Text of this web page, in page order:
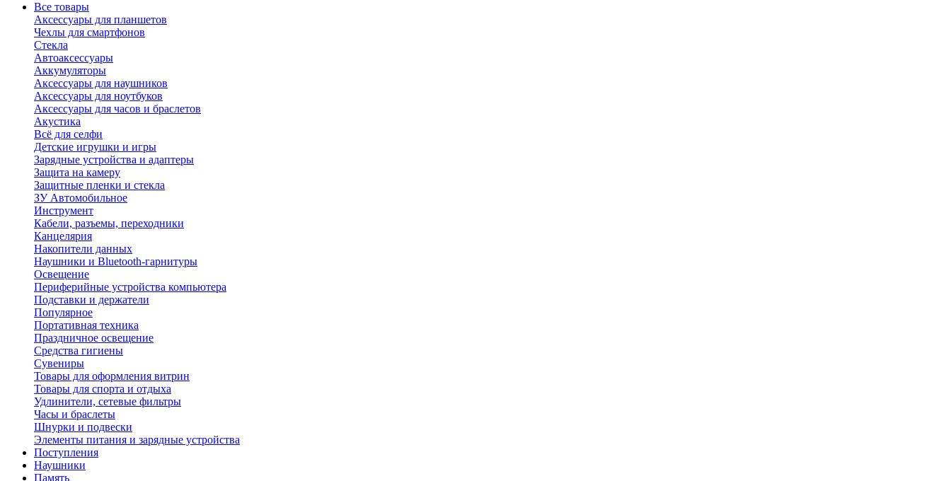
Все товары
Аксессуары для планшетов
Чехлы для смартфонов
Стекла
Автоаксессуары
Аккумуляторы
Аксессуары для наушников
Аксессуары для ноутбуков
Аксессуары для часов и браслетов
Акустика
Всё для селфи
Детские игрушки и игры
Зарядные устройства и адаптеры
Защита на камеру
Защитные пленки и стекла
ЗУ Автомобильное
Инструмент
Кабели, разъемы, переходники
Канцелярия
Накопители данных
Наушники и Bluetooth-гарнитуры
Освещение
Периферийные устройства компьютера
Подставки и держатели
Популярное
Портативная техника
Праздничное освещение
Средства гигиены
Сувениры
Товары для оформления витрин
Товары для спорта и отдыха
Удлинители, сетевые фильтры
Часы и браслеты
Шнурки и подвески
Элементы питания и зарядные устройства
Поступления
Наушники
Память